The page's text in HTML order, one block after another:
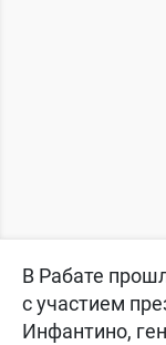
В Рабате
с участием
Инфантино,